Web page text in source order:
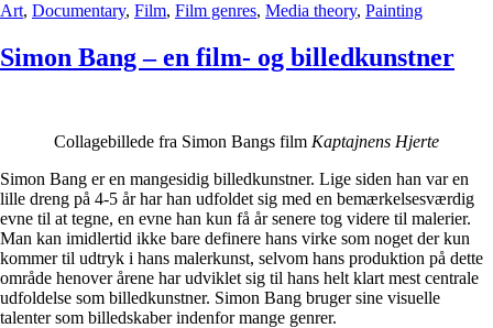
Art, Documentary, Film, Film genres, Media theory, Painting
Simon Bang – en film- og billedkunstner
Collagebillede fra Simon Bangs film Kaptajnens Hjerte
Simon Bang er en mangesidig billedkunstner. Lige siden han var en
lille dreng på 4-5 år har han udfoldet sig med en bemærkelsesværdig
evne til at tegne, en evne han kun få år senere tog videre til malerier.
Man kan imidlertid ikke bare definere hans virke som noget der kun
kommer til udtryk i hans malerkunst, selvom hans produktion på dette
område henover årene har udviklet sig til hans helt klart mest centrale
udfoldelse som billedkunstner. Simon Bang bruger sine visuelle
talenter som billedskaber indenfor mange genrer.